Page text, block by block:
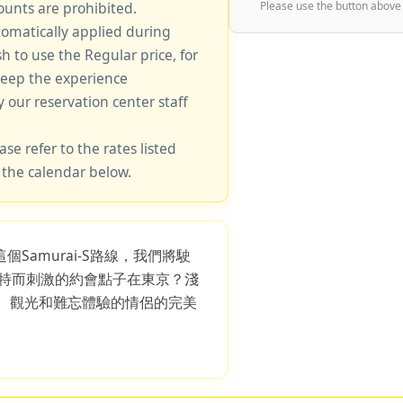
are prohibited.
applied during
to use the Regular price, for
the experience
our reservation center staff
refer to the rates listed
calendar below.
Samurai-S路線，我們將駛
而刺激的約會點子在東京？淺
觀光和難忘體驗的情侶的完美
Please use the button